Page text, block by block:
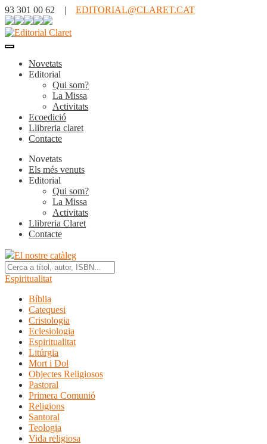
93 301 00 62 | EDITORIAL@CLARET.CAT
Novetats
Editorial
Qui som?
La Missa
Activitats
Ecoedició
Llibreria claret
Contacte
Novetats
Els més venuts
Editorial
Qui som?
La Missa
Activitats
Llibreria Claret
Contacte
El nostre catàleg
Espiritualitat
Bíblia
Catequesi
Cristologia
Eclesiologia
Espiritualitat
Litúrgia
Mort i Dol
Objectes Religiosos
Pastoral
Primera Comunió
Religions
Santoral
Teologia
Vida religiosa